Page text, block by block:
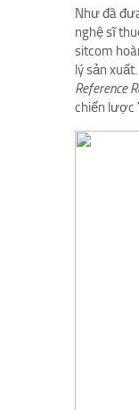
Như đã
nghệ sĩ
sitcom
lý sản
Reference
chiến lược